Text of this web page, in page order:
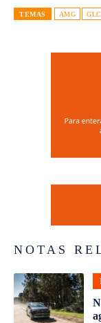
TEMAS AMG
NOTAS